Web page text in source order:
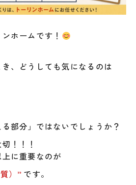
ホームです！
、どうしても気になるのは
部分」ではないでしょうか？
！！！
に重要なのが
）” です。